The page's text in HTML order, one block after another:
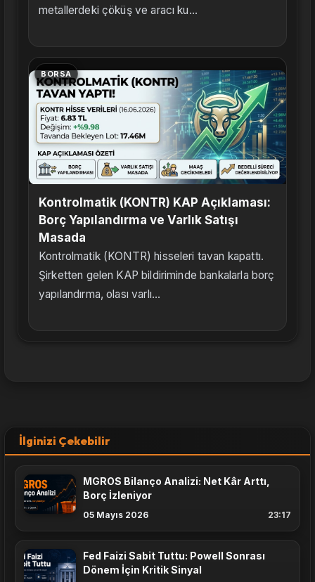
metallerdeki çöküş ve aracı ku...
BORSA
Kontrolmatik (KONTR) KAP Açıklaması:
Borç Yapılandırma ve Varlık Satışı
Masada
Kontrolmatik (KONTR) hisseleri tavan kapattı.
Şirketten gelen KAP bildiriminde bankalarla borç
yapılandırma, olası varlı...
İlginizi Çekebilir
MGROS Bilanço Analizi: Net Kâr Arttı,
Borç İzleniyor
05 Mayıs 2026 23:17
Fed Faizi Sabit Tuttu: Powell Sonrası
Dönem İçin Kritik Sinyal